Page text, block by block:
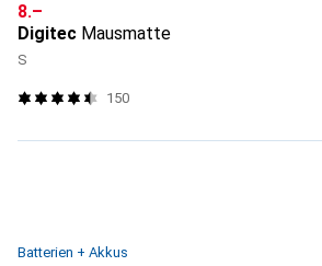
CHF
8.–
Digitec Mausmatte
S
150
Batterien + Akkus